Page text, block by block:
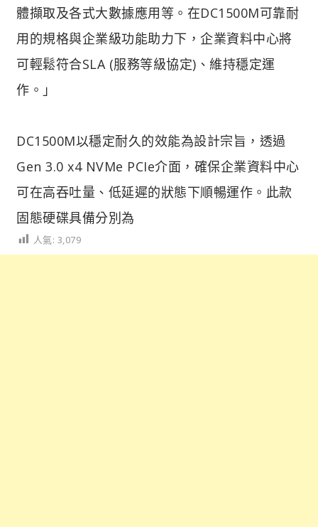
體擷取及各式大數據應用等。在DC1500M可靠耐
用的規格與企業級功能助力下，企業資料中心將
可輕鬆符合SLA (服務等級協定)、維持穩定運
作。」
DC1500M以穩定耐久的效能為設計宗旨，透過
Gen 3.0 x4 NVMe PCIe介面，確保企業資料中心
可在高吞吐量、低延遲的狀態下順暢運作。此款
固態硬碟具備分別為
人氣: 3,079